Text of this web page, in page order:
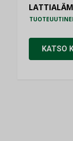
KATSO